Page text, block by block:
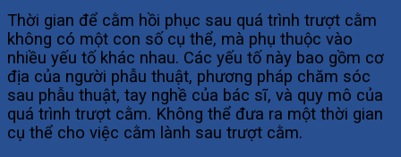
Thời gian để cằm hồi phục sau quá trình trượt cằm
không có một con số cụ thể, mà phụ thuộc vào
nhiều yếu tố khác nhau. Các yếu tố này bao gồm cơ
địa của người phẫu thuật, phương pháp chăm sóc
sau phẫu thuật, tay nghề của bác sĩ, và quy mô của
quá trình trượt cằm. Không thể đưa ra một thời gian
cụ thể cho việc cằm lành sau trượt cằm.